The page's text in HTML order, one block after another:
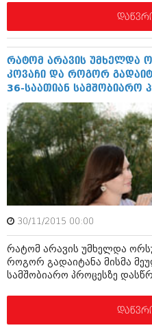
დაიჯესტი
ქალი და მამაკაცი
ისტორია
სხვადასხვა
ანონსი
აგვისტო 2018 (162)
ივნისი 2018 (244)
აპრილი 2018 (194)
მარტი 2018 (256)
თებერვალი 2018
იანვარი 2018 (215)
დეკემბერი 2017 (243)
სხვადასხვა
ანონსი
არქივი
ნოემბერი 2020 (103)
ოქტომბერი 2020 (209)
სექტემბერი 2020 (204)
აგვისტო 2020 (249)
ივლისი 2020 (204)
ივნისი 2020 (249)
არქივის ზომის ნახვა
რატომ არავის უმხელდა
კოვაჩი და როგორ
36-საათიან სამშობიარო
30/11/2015 00:00
რატომ არავის უმხელდა
როგორ გადაიტანა მისმა
სამშობიარო პროცესზე